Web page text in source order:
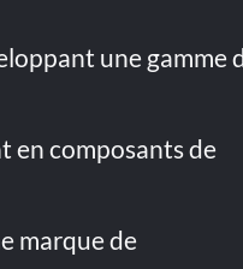
une gamme
en composants de
marque de